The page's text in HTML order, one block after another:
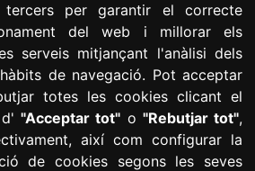
per garantir el correcte
del web i millorar els
serveis mitjançant l'anàlisi dels
de navegació. Pot acceptar
totes les cookies clicant el
d'"Acceptar tot" o "Rebutjar tot",
així com configurar la
de cookies segons les seves
Plaça del Mercadal ·
43201 Reus
977 010 010
ajuntament@reus.cat|
reus.cat